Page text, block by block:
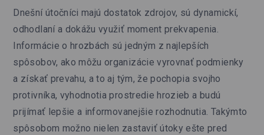
Dnešní útočníci majú dostatok zdrojov, sú dynamickí,
odhodlaní a dokážu využiť moment prekvapenia.
Informácie o hrozbách sú jedným z najlepších
spôsobov, ako môžu organizácie vyrovnať podmienky
a získať prevahu, a to aj tým, že pochopia svojho
protivníka, vyhodnotia prostredie hrozieb a budú
prijímať lepšie a informovanejšie rozhodnutia. Takýmto
spôsobom možno nielen zastaviť útoky ešte pred